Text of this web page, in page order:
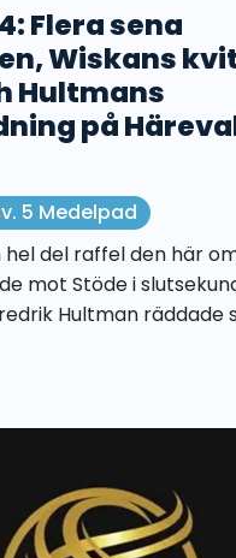
Flera sena
Wiskans
Hultmans
på
5 Medelpad
del raffel den här
mot Stöde i
Hultman räddade